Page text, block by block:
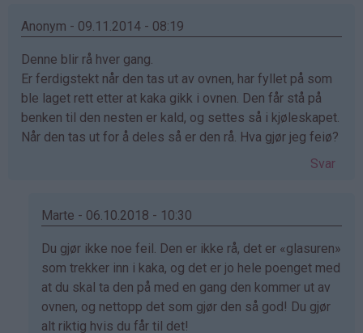
Anonym - 09.11.2014 - 08:19
Denne blir rå hver gang.
Er ferdigstekt når den tas ut av ovnen, har fyllet på som
ble laget rett etter at kaka gikk i ovnen. Den får stå på
benken til den nesten er kald, og settes så i kjøleskapet.
Når den tas ut for å deles så er den rå. Hva gjør jeg feiø?
Svar
Marte - 06.10.2018 - 10:30
Som
svar
på
av
Anonym
Du gjør ikke noe feil. Den er ikke rå, det er «glasuren»
som trekker inn i kaka, og det er jo hele poenget med
at du skal ta den på med en gang den kommer ut av
ovnen, og nettopp det som gjør den så god! Du gjør
alt riktig hvis du får til det!